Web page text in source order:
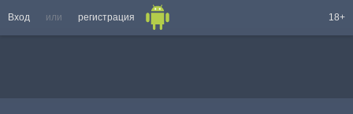
Вход или регистрация 18+